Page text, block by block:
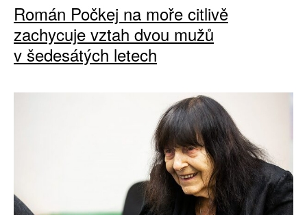
Román Počkej na moře citlivě
zachycuje vztah dvou mužů
v šedesátých letech